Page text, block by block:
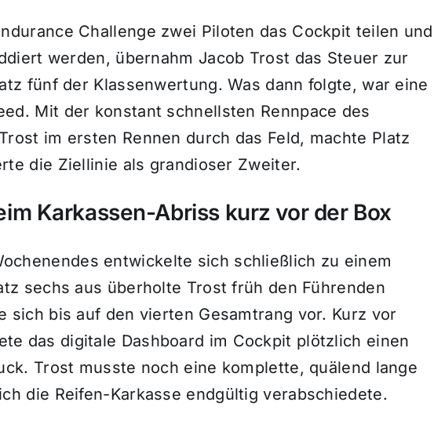
Challenge zwei Piloten das Cockpit teilen und
werden, übernahm Jacob Trost das Steuer zur
fünf der Klassenwertung. Was dann folgte, war eine
Mit der konstant schnellsten Rennpace des
im ersten Rennen durch das Feld, machte Platz
die Ziellinie als grandioser Zweiter.
Karkassen-Abriss kurz vor der Box
entwickelte sich schließlich zu einem
sechs aus überholte Trost früh den Führenden
sich bis auf den vierten Gesamtrang vor. Kurz vor
das digitale Dashboard im Cockpit plötzlich einen
Trost musste noch eine komplette, quälend lange
die Reifen-Karkasse endgültig verabschiedete.